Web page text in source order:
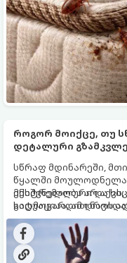
როგორ მოიქცე, თუ
დეტალური
სწრაფ მდინარეში,
წყალში
ექსტრემალური და
სიტუაციაა. ამ დროს
პანიკა, რაც ხშირად
ხდება. წყლის მძლავრ
ძალით შეუძლებელია
ტექნიკა და ფიზიკის
მნიშვნელობა არ
გადმოვარდით
ნაპირზე თუ სტიქიის
დეტალურ, ნაბიჯ-
როგორ გადაირჩინოთ